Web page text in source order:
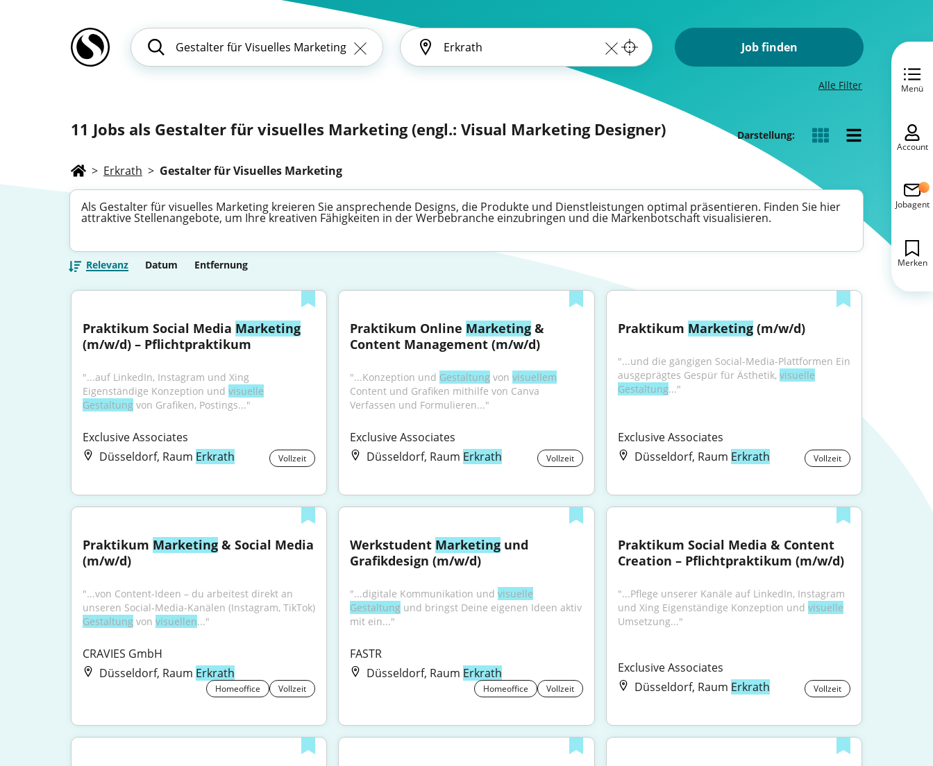
Job finden
Alle Filter
11 Jobs als Gestalter für visuelles Marketing (engl.: Visual Marketing Designer) Darstellung:
> Erkrath > Gestalter für Visuelles Marketing
Als Gestalter für visuelles Marketing kreieren Sie ansprechende Designs, die Produkte und Dienstleistungen optimal präsentieren. Finden Sie hier
attraktive Stellenangebote, um Ihre kreativen Fähigkeiten in der Werbebranche einzubringen und die Markenbotschaft visualisieren.
Relevanz Datum Entfernung
Praktikum Social Media Marketing
(m/w/d) – Pflichtpraktikum
"...auf LinkedIn, Instagram und Xing
Eigenständige Konzeption und visuelle
Gestaltung von Grafiken, Postings..."
Exclusive Associates
Düsseldorf, Raum Erkrath Vollzeit
Praktikum Online Marketing &
Content Management (m/w/d)
"...Konzeption und Gestaltung von visuellem
Content und Grafiken mithilfe von Canva
Verfassen und Formulieren..."
Exclusive Associates
Düsseldorf, Raum Erkrath Vollzeit
Praktikum Marketing (m/w/d)
"...und die gängigen Social-Media-Plattformen Ein
ausgeprägtes Gespür für Ästhetik, visuelle
Gestaltung..."
Exclusive Associates
Düsseldorf, Raum Erkrath Vollzeit
Praktikum Marketing & Social Media
(m/w/d)
"...von Content-Ideen – du arbeitest direkt an
Gestaltung von visuellen..."
CRAVIES GmbH
Düsseldorf, Raum Erkrath
Homeoffice Vollzeit
Werkstudent Marketing und
Grafikdesign (m/w/d)
"...digitale Kommunikation und visuelle
Gestaltung und bringst Deine eigenen Ideen aktiv
mit ein..."
FASTR
Düsseldorf, Raum Erkrath
Homeoffice Vollzeit
Praktikum Social Media & Content
Creation – Pflichtpraktikum (m/w/d)
"...Pflege unserer Kanäle auf LinkedIn, Instagram
und Xing Eigenständige Konzeption und visuelle
Umsetzung..."
Exclusive Associates
Düsseldorf, Raum Erkrath Vollzeit
Menü
Account
Jobagent
Merken